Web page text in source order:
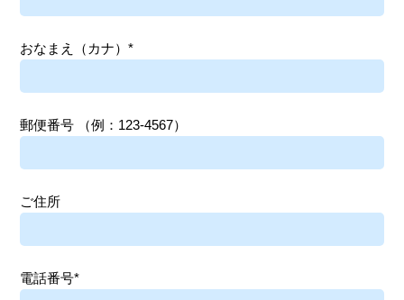
おなまえ（カナ）*
郵便番号 （例：123-4567）
ご住所
電話番号*